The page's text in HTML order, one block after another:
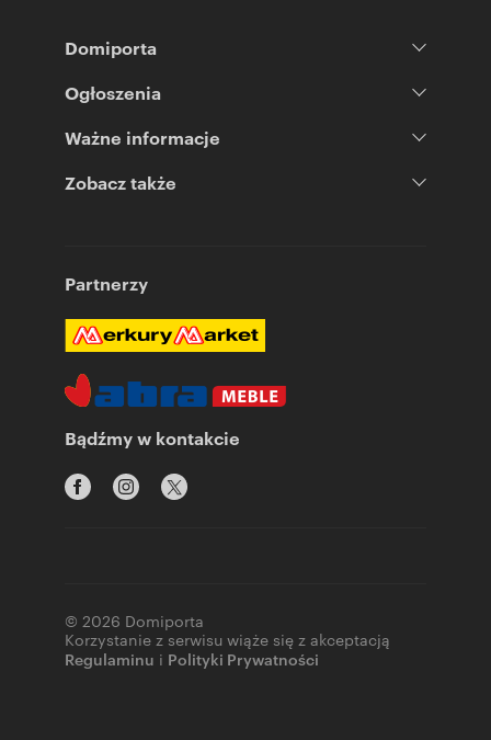
Domiporta
Ogłoszenia
Ważne informacje
Zobacz także
Partnerzy
Bądźmy w kontakcie
© 2026 Domiporta
Korzystanie z serwisu wiąże się z akceptacją
Regulaminu i Polityki Prywatności